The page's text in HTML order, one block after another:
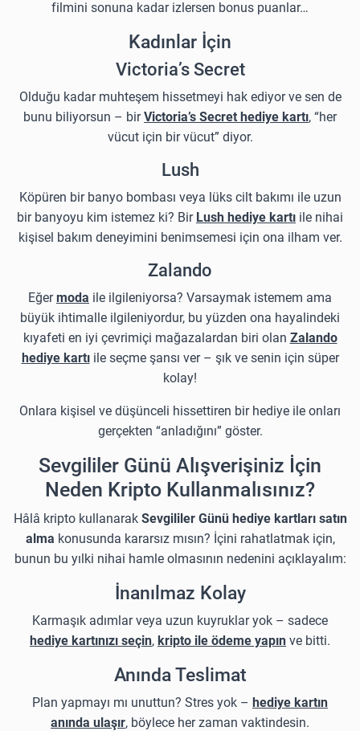
filmini sonuna kadar izlersen bonus puanlar…
Kadınlar İçin
Victoria’s Secret
Olduğu kadar muhteşem hissetmeyi hak ediyor ve sen de
bunu biliyorsun – birVictoria’s Secret hediye kartı, “her
vücut için bir vücut” diyor.
Lush
Köpüren bir banyo bombası veya lüks cilt bakımı ile uzun
bir banyoyu kim istemez ki? Bir Lush hediye kartı ile nihai
kişisel bakım deneyimini benimsemesi için ona ilham ver.
Zalando
Eğermoda ile ilgileniyorsa? Varsaymak istemem ama
büyük ihtimalle ilgileniyordur, bu yüzden ona hayalindeki
kıyafeti en iyi çevrimiçi mağazalardan biri olan Zalando
hediye kartıile seçme şansı ver – şık ve senin için süper
kolay!
Onlara kişisel ve düşünceli hissettiren bir hediye ile onları
gerçekten “anladığını” göster.
Sevgililer Günü Alışverişiniz İçin
Neden Kripto Kullanmalısınız?
Hâlâ kripto kullanarak Sevgililer Günü hediye kartları satın
alma konusunda kararsız mısın? İçini rahatlatmak için,
bunun bu yılki nihai hamle olmasının nedenini açıklayalım:
İnanılmaz Kolay
Karmaşık adımlar veya uzun kuyruklar yok – sadece
hediye kartınızı seçin, kripto ile ödeme yapın ve bitti.
Anında Teslimat
Plan yapmayı mı unuttun? Stres yok – hediye kartın
anında ulaşır, böylece her zaman vaktindesin.